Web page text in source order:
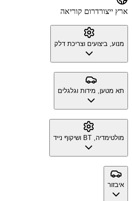
ארץ ייצורדרום קוריאה
מנוע, ביצועים וצריכת דלק
תא מטען, מידות וגלגלים
מולטימדיה, BT ושיקוף נייד
איבזור